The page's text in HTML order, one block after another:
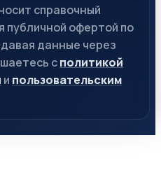
справочный
публичной офертой по
данные через
сполитикой
и пользовательским